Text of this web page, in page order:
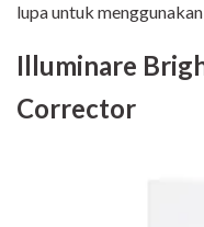
lupa untuk
Illuminare
Corrector